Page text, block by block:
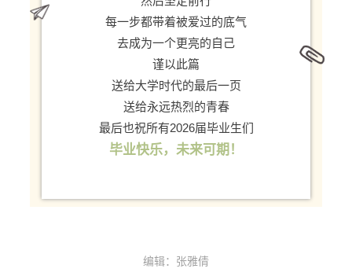
每一步都带着被爱过的底气
去成为一个更亮的自己
谨以此篇
送给大学时代的最后一页
送给永远热烈的青春
最后也祝所有2026届毕业生们
毕业快乐，未来可期！
编辑：张雅倩